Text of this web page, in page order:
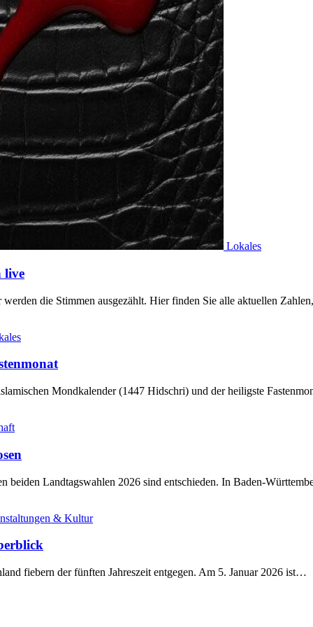
Lokales
live
die Stimmen ausgezählt. Hier finden Sie alle aktuellen
Mondkalender (1447 Hidschri) und der heiligste
beiden Landtagswahlen 2026 sind entschieden. In Baden-
& Kultur
fiebern der fünften Jahreszeit entgegen. Am 5. Januar 2026 ist…